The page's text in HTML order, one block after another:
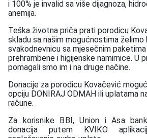
i 100% je invalid sa više dijagnoza,
anemija.
Teška životna priča prati porodicu
skladu sa našim mogućnostima
svakodnevnicu sa mjesečnim
prehrambene i higijenske namirnice. U
pomagali smo im i na druge načine.
Donacije za porodicu Kovačević
opciju DONIRAJ ODMAH ili uplatama
račune.
Za korisnike BBI, Union i Asa
donacija putem KVIKO